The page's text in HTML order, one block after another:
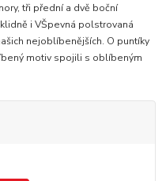
tři přední a dvě boční
i VŠpevná polstrovaná
nejoblíbenějších. O puntíky
motiv spojili s oblíbeným